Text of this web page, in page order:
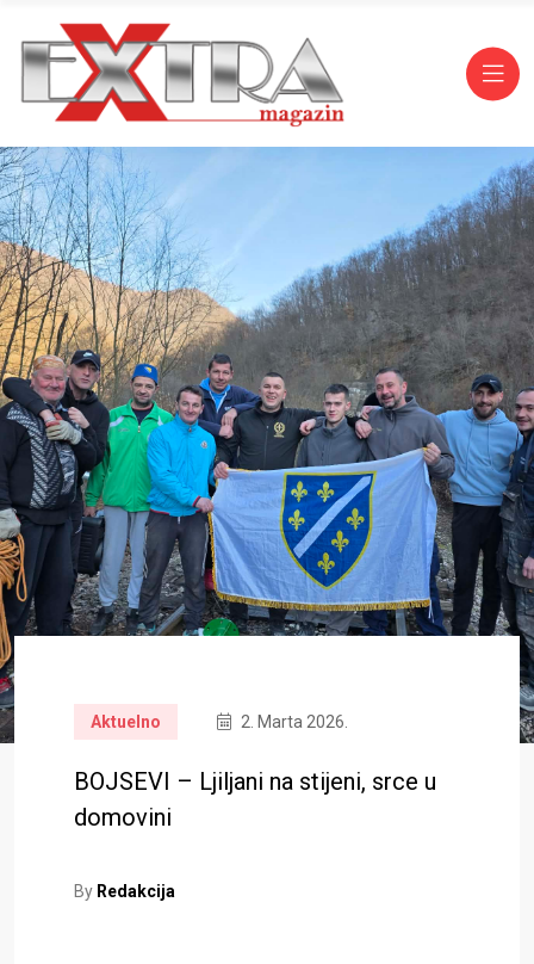
Aktuelno 2. Marta 2026.
BOJSEVI – Ljiljani na stijeni, srce u
domovini
By Redakcija